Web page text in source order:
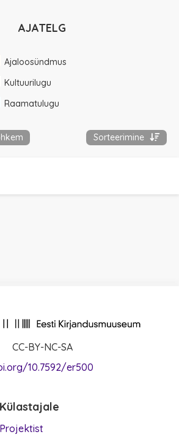
AJATELG
Ajaloosündmus
Kultuurilugu
Raamatulugu
Sorteerimine
Külastajale
Projektist
CC-BY-NC-SA
10.7592/er500